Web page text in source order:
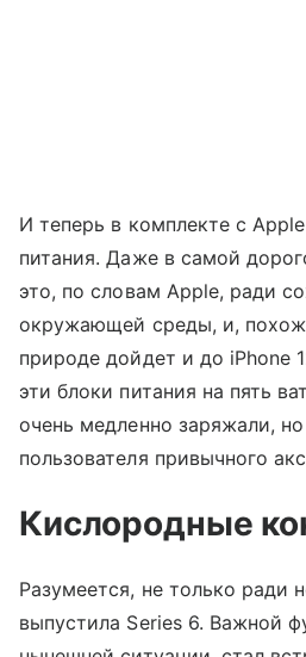
И теперь в комплекте с
питания. Даже в самой
это, по словам Apple, ради
окружающей среды, и,
природе дойдет и до iPhone
эти блоки питания на пять
очень медленно заряжали,
пользователя привычного
Кислородные
Разумеется, не только ради
выпустила Series 6. Важной